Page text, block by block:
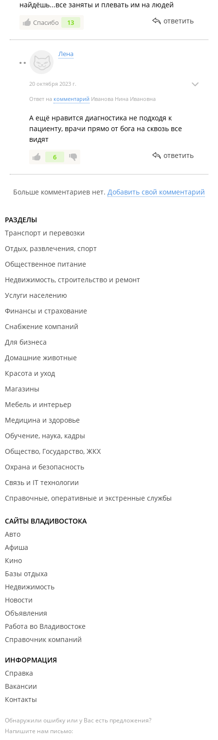
найдёшь...все заняты и плевать им на людей
Спасибо 13 ответить
Лена
20 октября 2023 г.
Ответ на комментарий Иванова Нина Ивановна
А ещё нравится диагностика не подходя к
пациенту, врачи прямо от бога на сквозь все
видят
6 ответить
Больше комментариев нет. Добавить свой комментарий
РАЗДЕЛЫ
Транспорт и перевозки
Отдых, развлечения, спорт
Общественное питание
Недвижимость, строительство и ремонт
Услуги населению
Финансы и страхование
Снабжение компаний
Для бизнеса
Домашние животные
Красота и уход
Магазины
Мебель и интерьер
Медицина и здоровье
Обучение, наука, кадры
Общество, Государство, ЖКХ
Охрана и безопасность
Связь и IT технологии
Справочные, оперативные и экстренные службы
САЙТЫ ВЛАДИВОСТОКА
Авто
Афиша
Кино
Базы отдыха
Недвижимость
Новости
Объявления
Работа во Владивостоке
Справочник компаний
ИНФОРМАЦИЯ
Справка
Вакансии
Контакты
Обнаружили ошибку или у Вас есть предложения?
Напишите нам письмо: